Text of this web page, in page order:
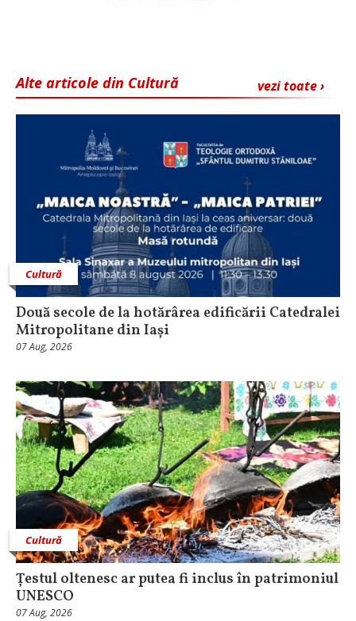
vezi toate ›
Alte articole din Cultură
Cultură
Două secole de la hotărârea edificării Catedralei
Mitropolitane din Iași
07 Aug, 2026
Cultură
Țestul oltenesc ar putea fi inclus în patrimoniul
UNESCO
07 Aug, 2026